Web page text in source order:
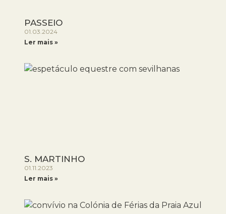
PASSEIO
01.03.2024
Ler mais »
S. MARTINHO
01.11.2023
Ler mais »